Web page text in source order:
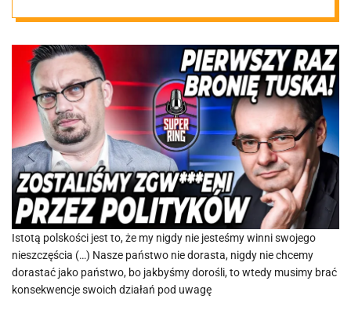
Istotą polskości jest to, że my nigdy nie jesteśmy winni swojego
nieszczęścia (…) Nasze państwo nie dorasta, nigdy nie chcemy
dorastać jako państwo, bo jakbyśmy dorośli, to wtedy musimy brać
konsekwencje swoich działań pod uwagę